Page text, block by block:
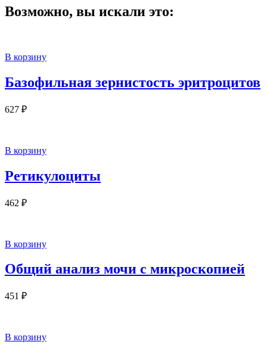
Возможно, вы искали это:
В корзину
Базофильная зернистость эритроцитов
627 ₽
В корзину
Ретикулоциты
462 ₽
В корзину
Общий анализ мочи с микроскопией
451 ₽
В корзину